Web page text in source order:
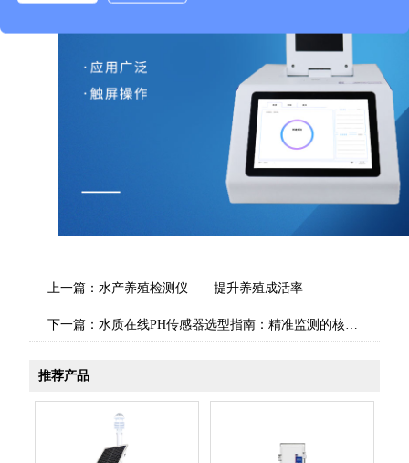
上一篇： 水产养殖检测仪​——提升养殖成活率
下一篇： 水质在线PH传感器选型指南：精准监测的核心要点
推荐产品